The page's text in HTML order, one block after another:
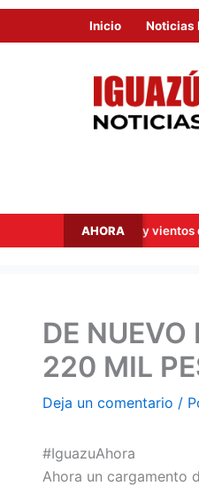
Inicio Noticias
AHORA
y vientos de hasta 53 km/
DE
220 MIL
Deja un comentario /
#IguazuAhora
Ahora un cargamento